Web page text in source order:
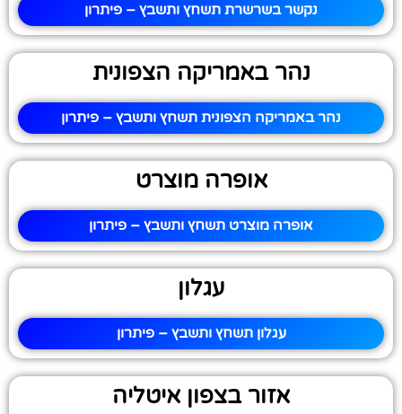
נקשר בשרשרת תשחץ ותשבץ – פיתרון
נהר באמריקה הצפונית
נהר באמריקה הצפונית תשחץ ותשבץ – פיתרון
אופרה מוצרט
אופרה מוצרט תשחץ ותשבץ – פיתרון
עגלון
עגלון תשחץ ותשבץ – פיתרון
אזור בצפון איטליה